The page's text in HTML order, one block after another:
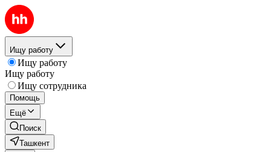
Ищу работу
Ищу работу
Ищу работу
Ищу сотрудника
Помощь
Ещё
Поиск
Ташкент